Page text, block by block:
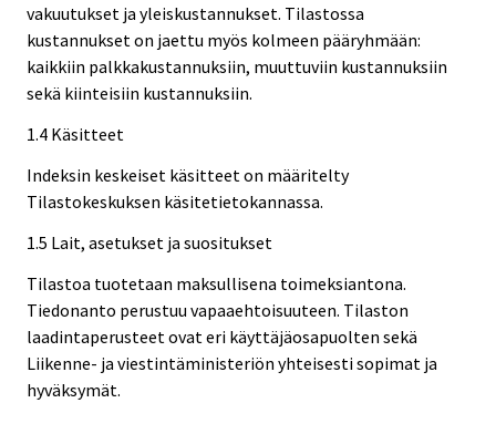
vakuutukset ja yleiskustannukset. Tilastossa
kustannukset on jaettu myös kolmeen pääryhmään:
kaikkiin palkkakustannuksiin, muuttuviin kustannuksiin
sekä kiinteisiin kustannuksiin.
1.4 Käsitteet
Indeksin keskeiset käsitteet on määritelty
Tilastokeskuksen käsitetietokannassa.
1.5 Lait, asetukset ja suositukset
Tilastoa tuotetaan maksullisena toimeksiantona.
Tiedonanto perustuu vapaaehtoisuuteen. Tilaston
laadintaperusteet ovat eri käyttäjäosapuolten sekä
Liikenne- ja viestintäministeriön yhteisesti sopimat ja
hyväksymät.